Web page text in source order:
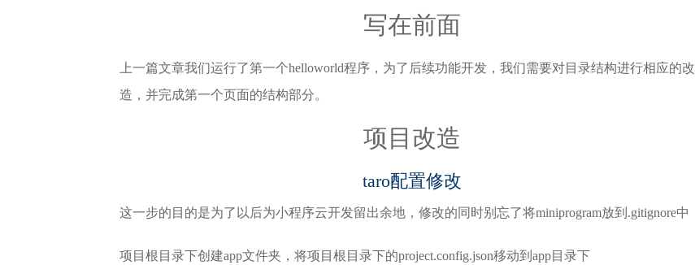
写在前面
上一篇文章我们运行了第一个helloworld程序，为了后续功能开发，我们需要对目录结构进行相应的改
造，并完成第一个页面的结构部分。
项目改造
taro配置修改
这一步的目的是为了以后为小程序云开发留出余地，修改的同时别忘了将miniprogram放到.gitignore中
项目根目录下创建app文件夹，将项目根目录下的project.config.json移动到app目录下